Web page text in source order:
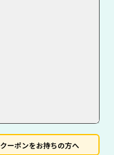
クーポンをお持ちの方へ